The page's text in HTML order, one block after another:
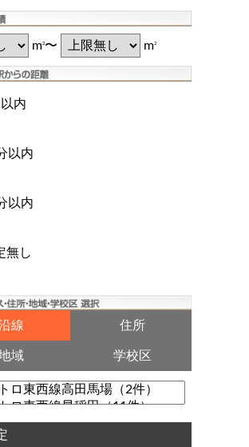
m2〜 m2
内
以内
以内
無し
線 住所
域 学校区